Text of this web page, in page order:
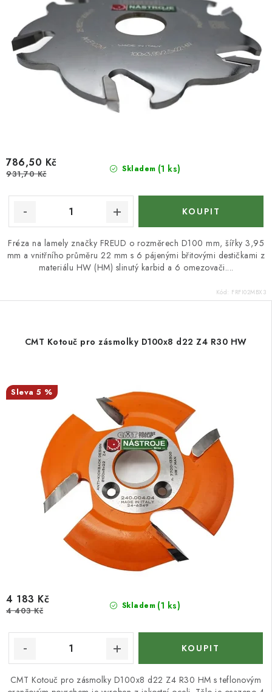
Skladem (1 ks)
786,50 Kč
931,70 Kč
Fréza na lamely značky FREUD o rozměrech D100 mm, šířky 3,95
mm a vnitřního průměru 22 mm s 6 pájenými břitovými destičkami z
materiálu HW (HM) slinutý karbid a 6 omezovači....
Kód: FRFI02MBX3
CMT Kotouč pro zásmolky D100x8 d22 Z4 R30 HW
5 %
Skladem (1 ks)
4 183 Kč
4 403 Kč
CMT Kotouč pro zásmolky D100x8 d22 Z4 R30 HM s teflonovým